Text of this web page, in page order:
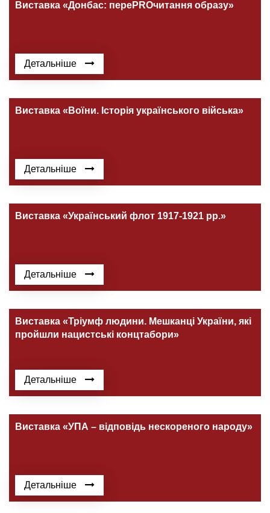
Виставка «Донбас: переPROчитання образу»
Детальніше
Виставка «Воїни. Історія українського війська»
Детальніше
Виставка «Український флот 1917-1921 рр.»
Детальніше
Виставка «Тріумф людини. Мешканці України, які
пройшли нацистські концтабори»
Детальніше
Виставка «УПА – відповідь нескореного народу»
Детальніше